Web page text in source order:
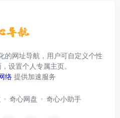
的网址导航，用户可自定义个性
设置个人专属主页。
络 提供加速服务
奇心网盘 奇心小助手